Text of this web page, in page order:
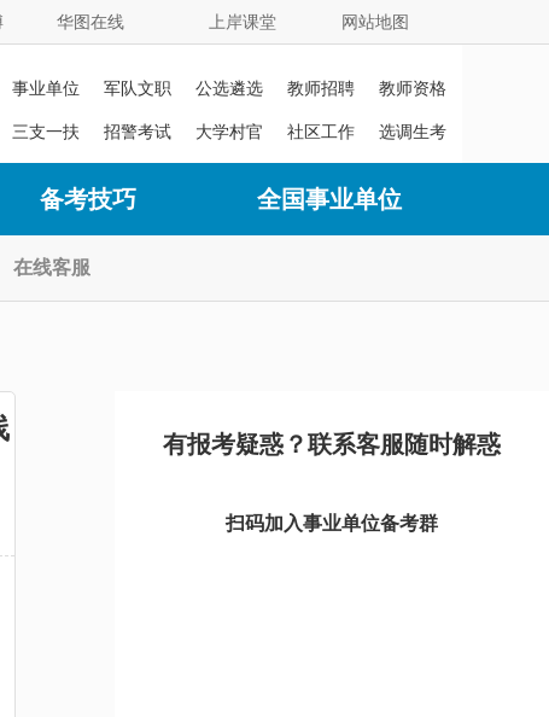
华图在线 上岸课堂 网站地图
事业单位 军队文职 公选遴选 教师招聘
教师资格
证
三支一扶 招警考试 大学村官
社区工作
选调生考
备考技巧 全国事业单位
在线客服
有报考疑惑？联系客服随时解惑
扫码加入事业单位备考群